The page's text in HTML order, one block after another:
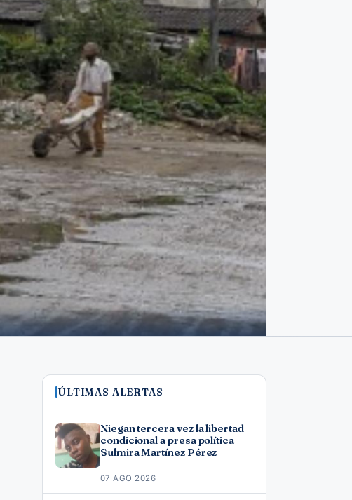
ÚLTIMAS ALERTAS
Niegan tercera vez la libertad
condicional a presa política
Sulmira Martínez Pérez
07 AGO 2026